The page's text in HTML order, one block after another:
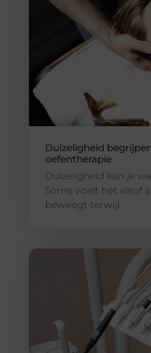
Duizeligheid
oefentherapie
Duizeligheid kan je
Soms voelt het alsof
beweegt terwijl